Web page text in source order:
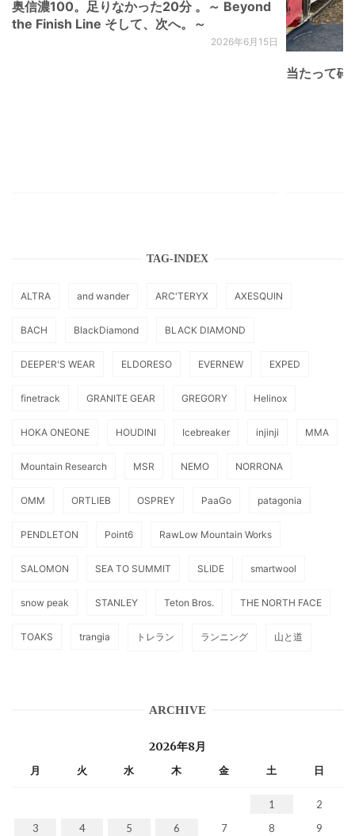
奥信濃100。足りなかった20分 。～ Beyond
the Finish Line そして、次へ。～
2026年6月15日
当たって砕
TAG-INDEX
ALTRA and wander ARC'TERYX AXESQUIN
BACH BlackDiamond BLACK DIAMOND
DEEPER'S WEAR ELDORESO EVERNEW EXPED
finetrack GRANITE GEAR GREGORY Helinox
HOKA ONEONE HOUDINI Icebreaker injinji MMA
Mountain Research MSR NEMO NORRONA
OMM ORTLIEB OSPREY PaaGo patagonia
PENDLETON Point6 RawLow Mountain Works
SALOMON SEA TO SUMMIT SLIDE smartwool
snow peak STANLEY Teton Bros. THE NORTH FACE
TOAKS trangia トレラン ランニング 山と道
ARCHIVE
2026年8月
月 火 水 木 金 土 日
1
2
3
4 5 6 7 8
9